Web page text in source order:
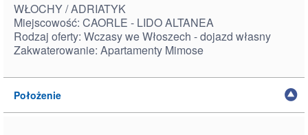
WŁOCHY / ADRIATYK
Miejscowość: CAORLE - LIDO ALTANEA
Rodzaj oferty: Wczasy we Włoszech - dojazd własny
Zakwaterowanie: Apartamenty Mimose
Położenie